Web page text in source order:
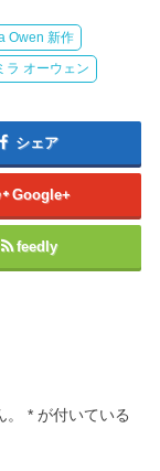
Owen 新作
ラ オーウェン
シェア
Google+
feedly
* が付いている